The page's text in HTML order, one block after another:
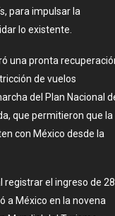
para impulsar la
lo existente.
una pronta
de vuelos
del Plan Nacional
que permitieron que la
con México desde la
registrar el ingreso de 28
a México en la novena